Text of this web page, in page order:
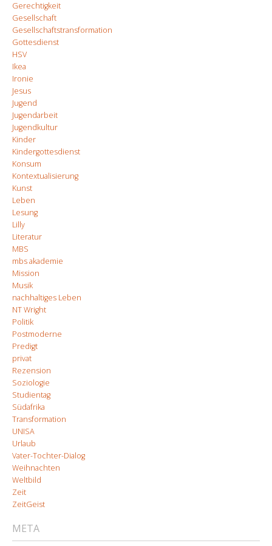
Gerechtigkeit
Gesellschaft
Gesellschaftstransformation
Gottesdienst
HSV
Ikea
Ironie
Jesus
Jugend
Jugendarbeit
Jugendkultur
Kinder
Kindergottesdienst
Konsum
Kontextualisierung
Kunst
Leben
Lesung
Lilly
Literatur
MBS
mbs akademie
Mission
Musik
nachhaltiges Leben
NT Wright
Politik
Postmoderne
Predigt
privat
Rezension
Soziologie
Studientag
Südafrika
Transformation
UNISA
Urlaub
Vater-Tochter-Dialog
Weihnachten
Weltbild
Zeit
ZeitGeist
META